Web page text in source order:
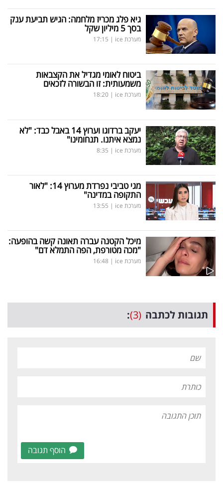
גיא פלג מכריז מלחמה: הגיש תביעת ענק
בסך 5 מיליון שקל
מערכת ice |
17:15
ביטוח לאומי מגדיל את הקצבאות
משמעותית: זו הבשורה לזכאים
מערכת ice |
18:20
יעקב ברדוגו וערוץ 14 באבל כבד: "לא
נמצא איתנו. תנחומינו"
מערכת ice |
8:35
מגי טביבי נפרדת מערוץ 14: "לאור
התקופה במדינה"
מערכת ice |
13:55
מיכל הקטנה עברה תאונה קשה בהופעה:
"מכה מטורפת, הפה התמלא דם"
מערכת ice |
16:48
תגובות לכתבה (3)
:
הוסף תגובה